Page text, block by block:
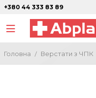
+380 44 333 83 89
Головна Верстати з ЧПК